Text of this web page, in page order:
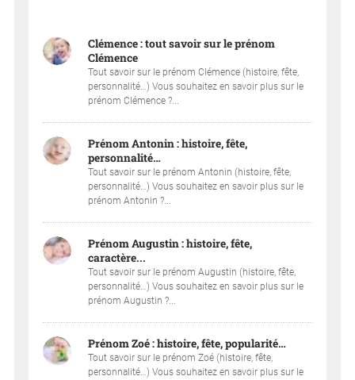
Clémence : tout savoir sur le prénom
Clémence
Tout savoir sur le prénom Clémence (histoire, fête,
personnalité…) Vous souhaitez en savoir plus sur le
prénom Clémence ?...
Prénom Antonin : histoire, fête,
personnalité…
Tout savoir sur le prénom Antonin (histoire, fête,
personnalité…) Vous souhaitez en savoir plus sur le
prénom Antonin ?...
Prénom Augustin : histoire, fête,
caractère...
Tout savoir sur le prénom Augustin (histoire, fête,
personnalité…) Vous souhaitez en savoir plus sur le
prénom Augustin ?...
Prénom Zoé : histoire, fête, popularité…
Tout savoir sur le prénom Zoé (histoire, fête,
personnalité…) Vous souhaitez en savoir plus sur le